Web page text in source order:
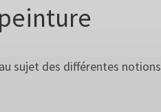
sujet des différentes notions